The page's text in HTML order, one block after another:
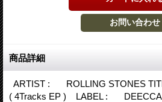
商品詳細
ARTIST : ROLLING STONES
( 4Tracks EP ) LABEL : DEECCA